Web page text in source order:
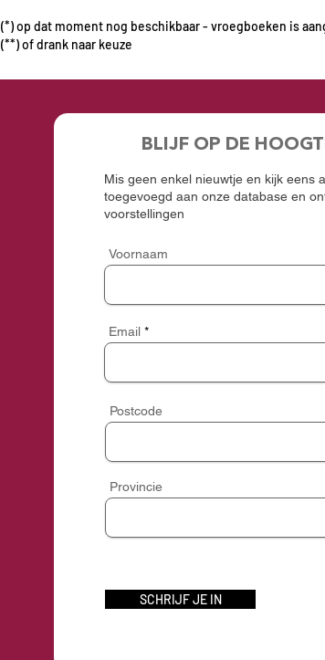
(*) op dat moment nog beschikbaar - vroegboeken is
(**) of drank naar keuze
BLIJF OP DE
Mis geen enkel nieuwtje en kijk eens
toegevoegd aan onze database en
voorstellingen
Voornaam
Email
Postcode
Provincie
SCHRIJF JE IN